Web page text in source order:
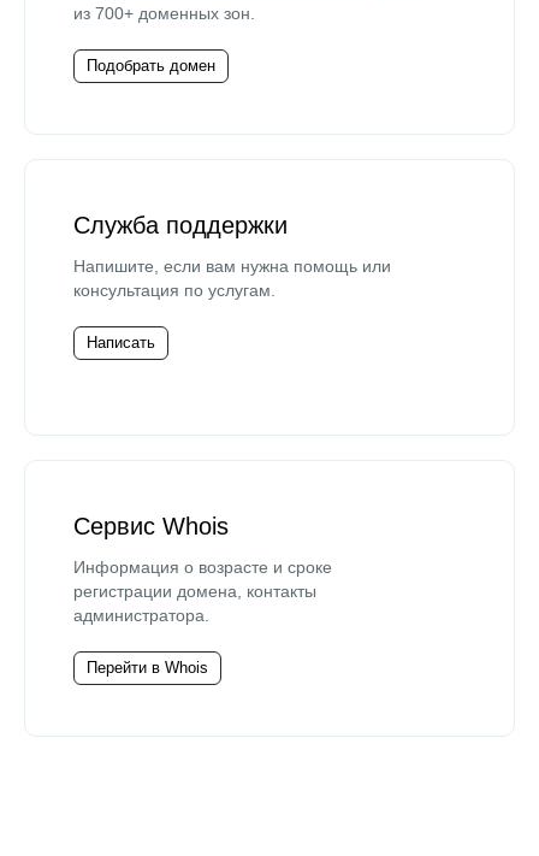
из 700+ доменных зон.
Подобрать домен
Служба поддержки
Напишите, если вам нужна помощь или
консультация по услугам.
Написать
Сервис Whois
Информация о возрасте и сроке
регистрации домена, контакты
администратора.
Перейти в Whois